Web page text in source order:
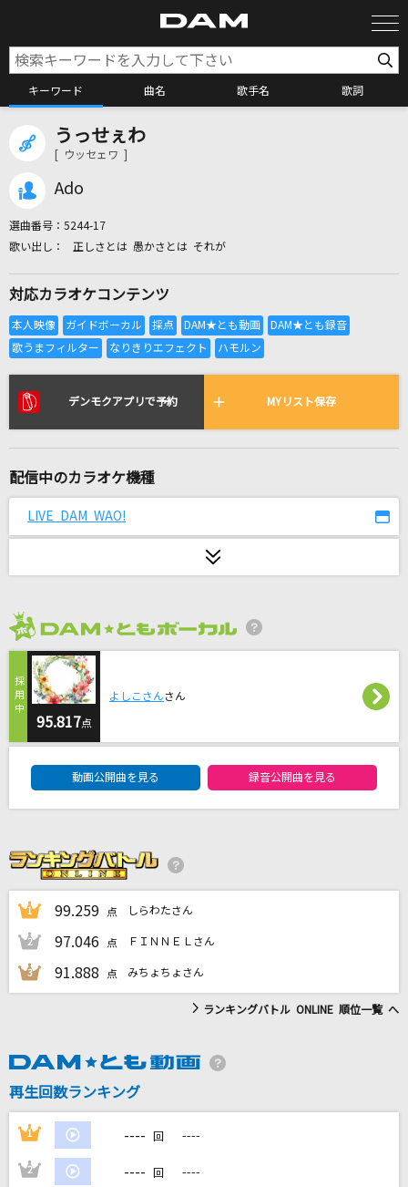
キーワード 曲名 歌手名 歌詞
全国りれき
リアルタイムで歌われている曲の一覧
ダンシング・ヒーロー(EAT YOU UP)
[生音]黄色
back number
Neru feat.鏡音リン
Hip Pop Boogie
[生音]花に亡霊
ヨルシカ
SILVER
RIZE
嵐(アラシ)
[生音]Lovers
そばかす
JUDY AND MARY
Official髭男dism
カラオケ最新情報をチェック！
うっせぇわ
[ ウッセェワ ]
Ado
選曲番号： 5244-17
正しさとは 愚かさとは それが
対応カラオケコンテンツ
デンモクアプリで予約 MYリスト保存
配信中のカラオケ機種
LIVE DAM WAO!
95.817点
よしこさんさん
動画公開曲を見る 録音公開曲を見る
1 99.259 点 しらわたさん
2 97.046 点 ＦＩＮＮＥＬさん
3 91.888 点 みちょちょさん
ランキングバトル ONLINE 順位一覧 へ
再生回数ランキング
1 ---- 回 ----
2 ---- 回 ----